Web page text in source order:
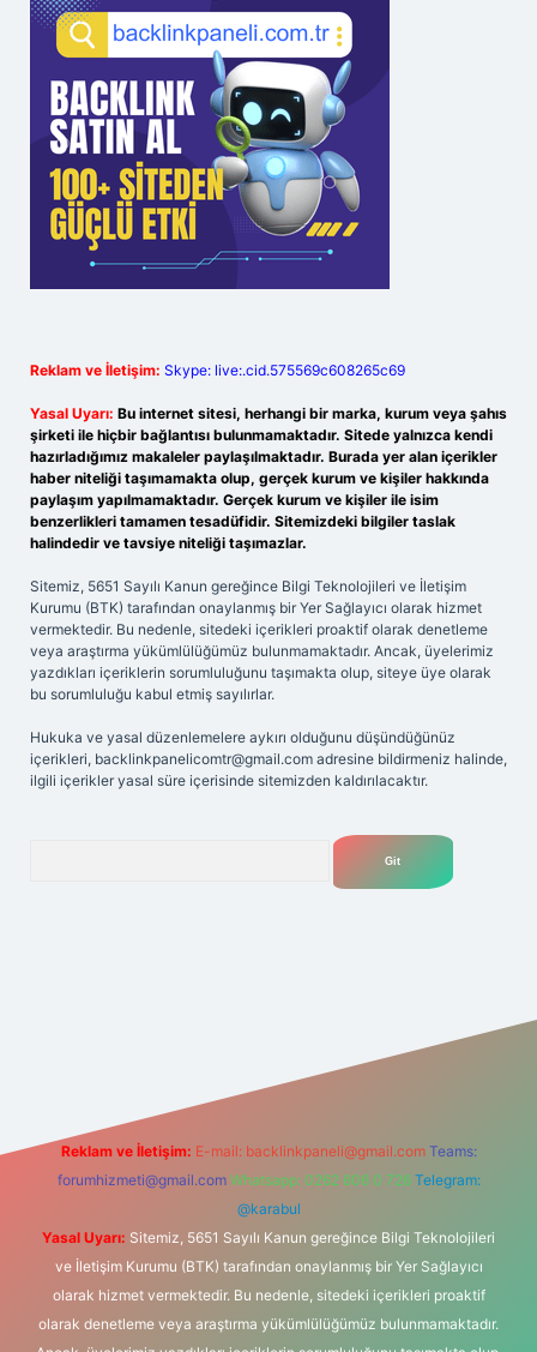
Reklam ve İletişim: Skype: live:.cid.575569c608265c69
Yasal Uyarı: Bu internet sitesi, herhangi bir marka, kurum veya şahıs
şirketi ile hiçbir bağlantısı bulunmamaktadır. Sitede yalnızca kendi
hazırladığımız makaleler paylaşılmaktadır. Burada yer alan içerikler
haber niteliği taşımamakta olup, gerçek kurum ve kişiler hakkında
paylaşım yapılmamaktadır. Gerçek kurum ve kişiler ile isim
benzerlikleri tamamen tesadüfidir. Sitemizdeki bilgiler taslak
halindedir ve tavsiye niteliği taşımazlar.
Sitemiz, 5651 Sayılı Kanun gereğince Bilgi Teknolojileri ve İletişim
Kurumu (BTK) tarafından onaylanmış bir Yer Sağlayıcı olarak hizmet
vermektedir. Bu nedenle, sitedeki içerikleri proaktif olarak denetleme
veya araştırma yükümlülüğümüz bulunmamaktadır. Ancak, üyelerimiz
yazdıkları içeriklerin sorumluluğunu taşımakta olup, siteye üye olarak
bu sorumluluğu kabul etmiş sayılırlar.
Hukuka ve yasal düzenlemelere aykırı olduğunu düşündüğünüz
içerikleri, backlinkpanelicomtr@gmail.com adresine bildirmeniz halinde,
ilgili içerikler yasal süre içerisinde sitemizden kaldırılacaktır.
Reklam ve İletişim: E-mail: backlinkpaneli@gmail.com Teams:
forumhizmeti@gmail.com Whatsapp: 0262 606 0 726 Telegram:
@karabul
Yasal Uyarı: Sitemiz, 5651 Sayılı Kanun gereğince Bilgi Teknolojileri
ve İletişim Kurumu (BTK) tarafından onaylanmış bir Yer Sağlayıcı
olarak hizmet vermektedir. Bu nedenle, sitedeki içerikleri proaktif
olarak denetleme veya araştırma yükümlülüğümüz bulunmamaktadır.